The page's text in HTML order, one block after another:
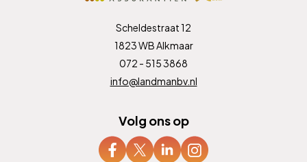
Scheldestraat 12
1823 WB Alkmaar
072 - 515 3868
info@landmanbv.nl
Volg ons op